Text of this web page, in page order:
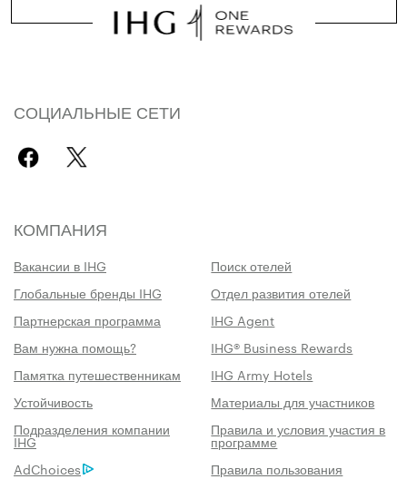
СОЦИАЛЬНЫЕ СЕТИ
КОМПАНИЯ
Вакансии в IHG
Поиск отелей
Глобальные бренды IHG
Отдел развития отелей
Партнерская программа
IHG Agent
Вам нужна помощь?
IHG® Business Rewards
Памятка путешественникам
IHG Army Hotels
Устойчивость
Материалы для участников
Подразделения компании
IHG
Правила и условия участия в
программе
AdChoices
Правила пользования